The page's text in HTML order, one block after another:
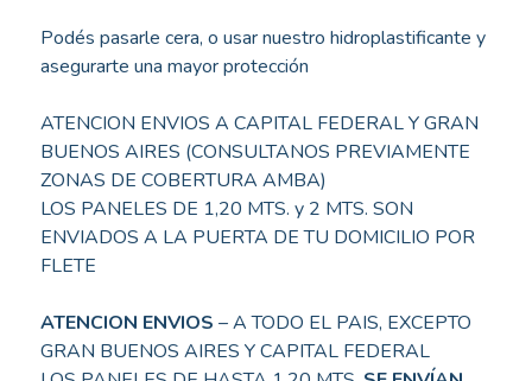
Podés pasarle cera, o usar nuestro hidroplastificante y
asegurarte una mayor protección
ATENCION ENVIOS A CAPITAL FEDERAL Y GRAN
BUENOS AIRES (CONSULTANOS PREVIAMENTE
ZONAS DE COBERTURA AMBA)
LOS PANELES DE 1,20 MTS. y 2 MTS. SON
ENVIADOS A LA PUERTA DE TU DOMICILIO POR
FLETE
ATENCION ENVIOS – A TODO EL PAIS, EXCEPTO
GRAN BUENOS AIRES Y CAPITAL FEDERAL